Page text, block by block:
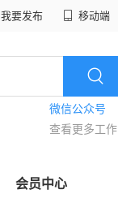
我要发布 移动端
微信公众号
查看更多工作
会员中心